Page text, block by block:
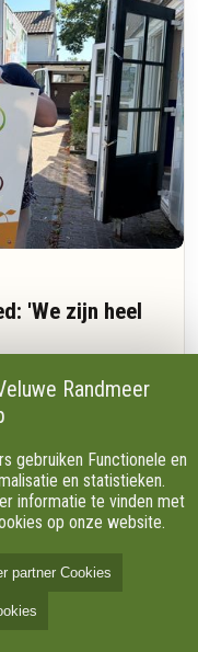
'We zijn heel
bekeken locaties
particuliere school,
ze leren, dreigde
geven.
Randmeer
gebruiken Functionele en
en statistieken.
informatie te vinden met
op onze website.
partner Cookies